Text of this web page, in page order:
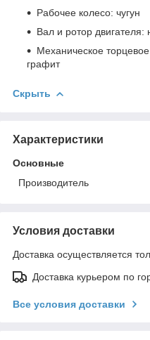
Рабочее колесо: чугун
Вал и ротор
Механическое
графит
Скрыть
Характеристики
Основные
Производитель
Условия доставки
Доставка осуществляется
Доставка курьером по
Все условия доставки